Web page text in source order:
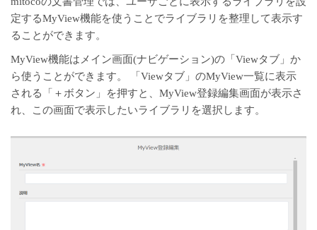
定するMyView機能を使うことでライブラリを整理して表示す
ることができます。
MyView機能はメイン画面(ナビゲーション)の「Viewタブ」か
ら使うことができます。 「Viewタブ」のMyView一覧に表示
される「＋ボタン」を押すと、MyView登録編集画面が表示さ
れ、この画面で表示したいライブラリを選択します。